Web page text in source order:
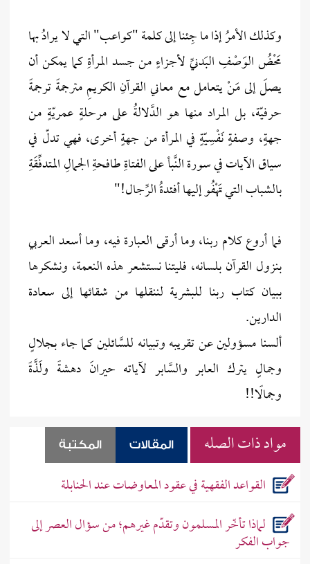
وكذلك الأمرُ إذا ما جِئنا إلى كلمة "كواعب" التي لا يرادُ بها
مَحْضُ الوَصْفِ البَدنيِّ لأجزاءٍ من جسد المرأةِ كما يمكن أن
يصلَ إلى مَنْ يتعامل مع معاني القرآنِ الكريمِ مترجمةً ترجمةً
حرفيّة، بل المراد منها هو الدَّلالةُ على مرحلةٍ عمريّةٍ من
جهةٍ، وصفةٍ نَفْسِيّةٍ في المرأة من جهةٍ أخرى، فهي تدلّ في
سياق الآيات في سورة النَّبأ على الفتاةِ طافحةِ الجمالِ المتدفِّقَةِ
بالشباب التي تَهْفُو إليها أفئدةُ الرِّجال!"
فما أروع كلام ربنا، وما أرقى العبارة فيه، وما أسعد العربي
بنزول القرآن بلسانه، فليتنا نستشعر هذه النعمة، ونشكرها
ببيان كتاب ربنا للبشرية لننقلها من شقائها إلى سعادة
الدارين.
ألسنا مسؤولين عن تقريبه وتبيانه للسَّائلين كما جاء بجلالٍ
وجمالٍ يترك العابر والسَّابر لآياته حيرانَ دهشةً ولَذَّةً
وجمالًا!!
مواد ذات الصله المقالات المكتبة
القواعد الفقهية في عقود المعاوضات عند الحنابلة
لماذا تأخّر المسلمون وتقدّم غيرهم؛ من سؤال العصر إلى
جواب الفكر